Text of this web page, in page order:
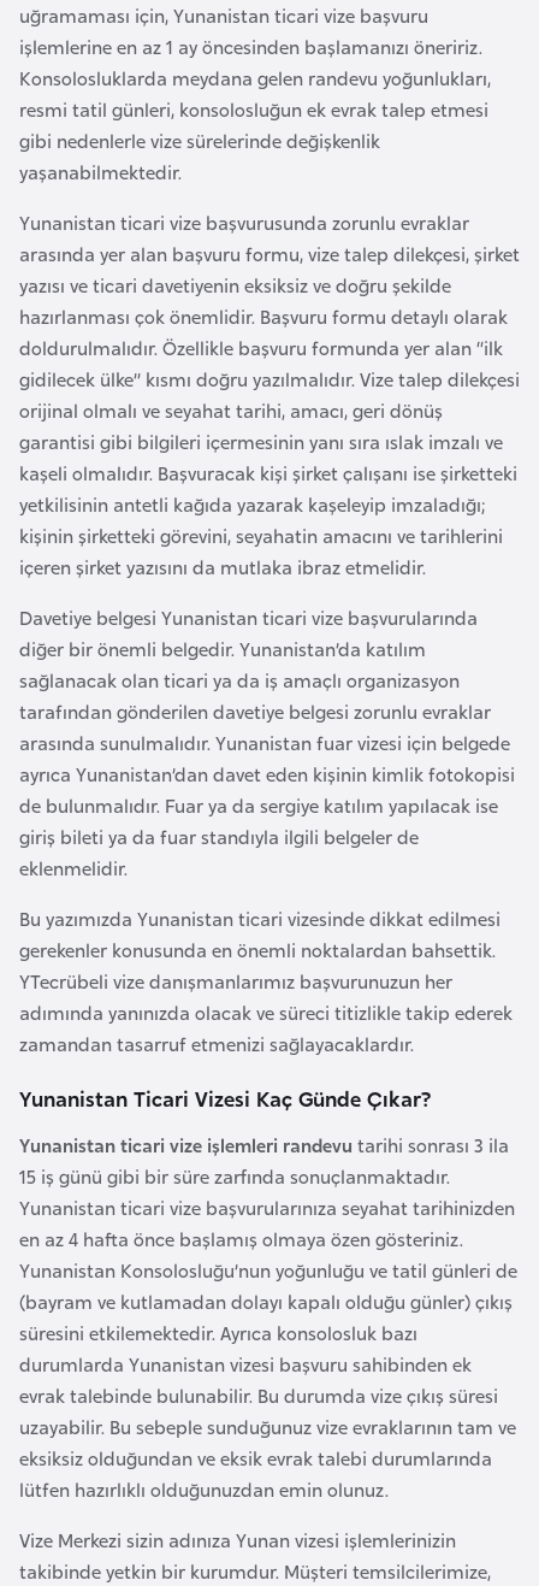
uğramaması için, Yunanistan ticari vize başvuru
işlemlerine en az 1 ay öncesinden başlamanızı öneririz.
Konsolosluklarda meydana gelen randevu yoğunlukları,
resmi tatil günleri, konsolosluğun ek evrak talep etmesi
gibi nedenlerle vize sürelerinde değişkenlik
yaşanabilmektedir.
Yunanistan ticari vize başvurusunda zorunlu evraklar
arasında yer alan başvuru formu, vize talep dilekçesi, şirket
yazısı ve ticari davetiyenin eksiksiz ve doğru şekilde
hazırlanması çok önemlidir. Başvuru formu detaylı olarak
doldurulmalıdır. Özellikle başvuru formunda yer alan “ilk
gidilecek ülke” kısmı doğru yazılmalıdır. Vize talep dilekçesi
orijinal olmalı ve seyahat tarihi, amacı, geri dönüş
garantisi gibi bilgileri içermesinin yanı sıra ıslak imzalı ve
kaşeli olmalıdır. Başvuracak kişi şirket çalışanı ise şirketteki
yetkilisinin antetli kağıda yazarak kaşeleyip imzaladığı;
kişinin şirketteki görevini, seyahatin amacını ve tarihlerini
içeren şirket yazısını da mutlaka ibraz etmelidir.
Davetiye belgesi Yunanistan ticari vize başvurularında
diğer bir önemli belgedir. Yunanistan’da katılım
sağlanacak olan ticari ya da iş amaçlı organizasyon
tarafından gönderilen davetiye belgesi zorunlu evraklar
arasında sunulmalıdır. Yunanistan fuar vizesi için belgede
ayrıca Yunanistan’dan davet eden kişinin kimlik fotokopisi
de bulunmalıdır. Fuar ya da sergiye katılım yapılacak ise
giriş bileti ya da fuar standıyla ilgili belgeler de
eklenmelidir.
Bu yazımızda Yunanistan ticari vizesinde dikkat edilmesi
gerekenler konusunda en önemli noktalardan bahsettik.
YTecrübeli vize danışmanlarımız başvurunuzun her
adımında yanınızda olacak ve süreci titizlikle takip ederek
zamandan tasarruf etmenizi sağlayacaklardır.
Yunanistan Ticari Vizesi Kaç Günde Çıkar?
Yunanistan ticari vize işlemleri randevu tarihi sonrası 3 ila
15 iş günü gibi bir süre zarfında sonuçlanmaktadır.
Yunanistan ticari vize başvurularınıza seyahat tarihinizden
en az 4 hafta önce başlamış olmaya özen gösteriniz.
Yunanistan Konsolosluğu’nun yoğunluğu ve tatil günleri de
(bayram ve kutlamadan dolayı kapalı olduğu günler) çıkış
süresini etkilemektedir. Ayrıca konsolosluk bazı
durumlarda Yunanistan vizesi başvuru sahibinden ek
evrak talebinde bulunabilir. Bu durumda vize çıkış süresi
uzayabilir. Bu sebeple sunduğunuz vize evraklarının tam ve
eksiksiz olduğundan ve eksik evrak talebi durumlarında
lütfen hazırlıklı olduğunuzdan emin olunuz.
Vize Merkezi sizin adınıza Yunan vizesi işlemlerinizin
takibinde yetkin bir kurumdur. Müşteri temsilcilerimize,
I
r
a
k
İ
r
l
a
n
d
a
İ
s
p
a
y
a
İ
s
r
a
i
İ
s
v
e
İ
s
v
ç
r
e
a
y
a